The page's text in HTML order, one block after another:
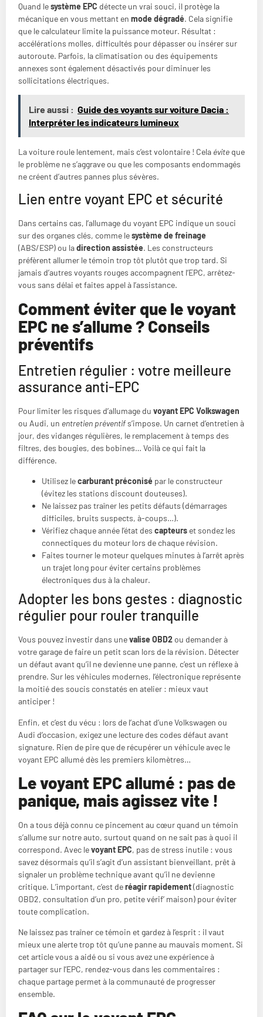
Quand lesystème EPC détecte un vrai souci, il protège la
mécanique en vous mettant en mode dégradé. Cela signifie
que le calculateur limite la puissance moteur. Résultat :
accélérations molles, difficultés pour dépasser ou insérer sur
autoroute. Parfois, la climatisation ou des équipements
annexes sont également désactivés pour diminuer les
sollicitations électriques.
Lire aussi : Guide des voyants sur voiture Dacia :
Interpréter les indicateurs lumineux
La voiture roule lentement, mais c’est volontaire ! Cela évite que
le problème ne s’aggrave ou que les composants endommagés
ne créent d’autres pannes plus sévères.
Lien entre voyant EPC et sécurité
Dans certains cas, l’allumage du voyant EPC indique un souci
sur des organes clés, comme lesystème de freinage
(ABS/ESP) ou ladirection assistée. Les constructeurs
préfèrent allumer le témoin trop tôt plutôt que trop tard. Si
jamais d’autres voyants rouges accompagnent l’EPC, arrêtez-
vous sans délai et faites appel à l’assistance.
Comment éviter que le voyant
EPC ne s’allume ? Conseils
préventifs
Entretien régulier : votre meilleure
assurance anti-EPC
Pour limiter les risques d’allumage du voyant EPC Volkswagen
ou Audi, un entretien préventifs’impose. Un carnet d’entretien à
jour, des vidanges régulières, le remplacement à temps des
filtres, des bougies, des bobines… Voilà ce qui fait la
différence.
Utilisez lecarburant préconisé par le constructeur
(évitez les stations discount douteuses).
Ne laissez pas traîner les petits défauts (démarrages
difficiles, bruits suspects, à-coups…).
Vérifiez chaque année l’état des capteurs et sondez les
connectiques du moteur lors de chaque révision.
Faites tourner le moteur quelques minutes à l’arrêt après
un trajet long pour éviter certains problèmes
électroniques dus à la chaleur.
Adopter les bons gestes : diagnostic
régulier pour rouler tranquille
Vous pouvez investir dans unevalise OBD2 ou demander à
votre garage de faire un petit scan lors de la révision. Détecter
un défaut avant qu’il ne devienne une panne, c’est un réflexe à
prendre. Sur les véhicules modernes, l’électronique représente
la moitié des soucis constatés en atelier : mieux vaut
anticiper !
Enfin, et c’est du vécu : lors de l’achat d’une Volkswagen ou
Audi d’occasion, exigez une lecture des codes défaut avant
signature. Rien de pire que de récupérer un véhicule avec le
voyant EPC allumé dès les premiers kilomètres…
Le voyant EPC allumé : pas de
panique, mais agissez vite !
On a tous déjà connu ce pincement au cœur quand un témoin
s’allume sur notre auto, surtout quand on ne sait pas à quoi il
correspond. Avec levoyant EPC, pas de stress inutile : vous
savez désormais qu’il s’agit d’un assistant bienveillant, prêt à
signaler un problème technique avant qu’il ne devienne
critique. L’important, c’est deréagir rapidement(diagnostic
OBD2, consultation d’un pro, petite vérif’ maison) pour éviter
toute complication.
Ne laissez pas traîner ce témoin et gardez à l’esprit : il vaut
mieux une alerte trop tôt qu’une panne au mauvais moment. Si
cet article vous a aidé ou si vous avez une expérience à
partager sur l’EPC, rendez-vous dans les commentaires :
chaque partage permet à la communauté de progresser
ensemble.